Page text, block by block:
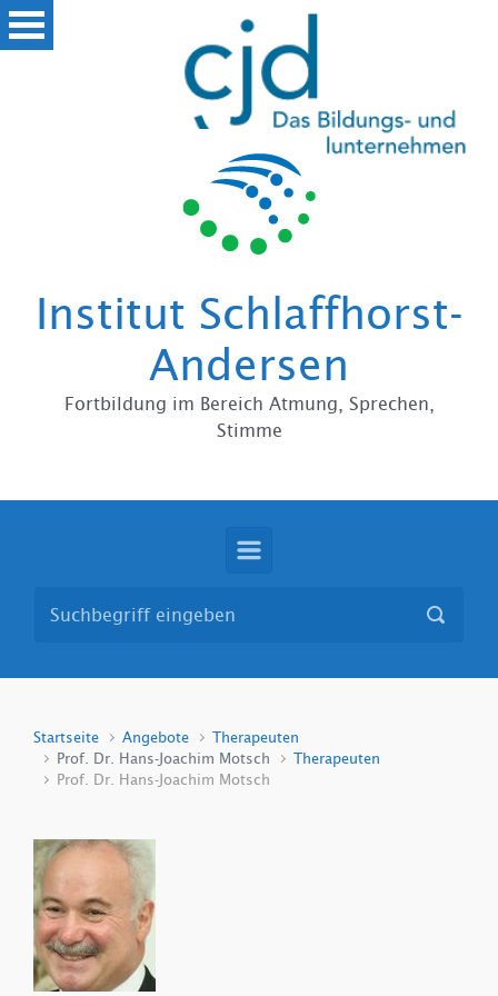
Institut Schlaffhorst-
Andersen
Fortbildung im Bereich Atmung, Sprechen,
Stimme
Startseite Angebote
Therapeuten
Prof. Dr. Hans-Joachim Motsch
Therapeuten
Prof. Dr. Hans-Joachim Motsch